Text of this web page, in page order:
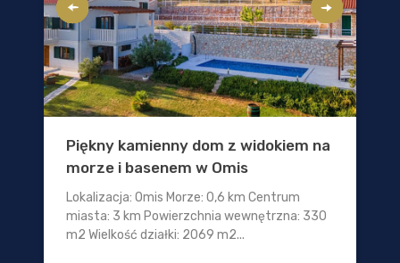
Piękny kamienny dom z widokiem na
morze i basenem w Omis
Lokalizacja: Omis Morze: 0,6 km Centrum
miasta: 3 km Powierzchnia wewnętrzna: 330
m2 Wielkość działki: 2069 m2...